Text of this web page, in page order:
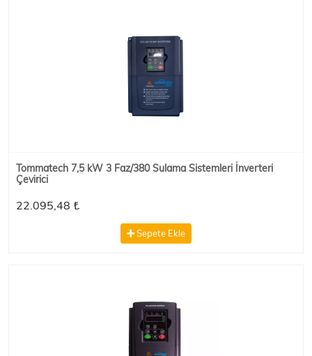
Tommatech 7,5 kW 3 Faz/380 Sulama Sistemleri İnverteri
Çevirici
22.095,48 ₺
Sepete Ekle